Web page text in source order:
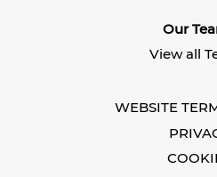
Our
View all
WEBSITE